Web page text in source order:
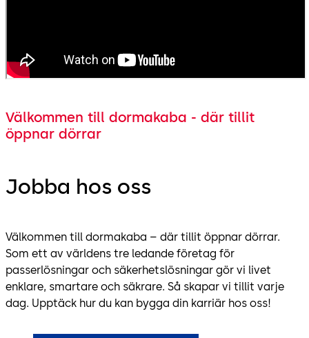
Välkommen till dormakaba - där tillit
öppnar dörrar
Jobba hos oss
Välkommen till dormakaba – där tillit öppnar dörrar.
Som ett av världens tre ledande företag för
passerlösningar och säkerhetslösningar gör vi livet
enklare, smartare och säkrare. Så skapar vi tillit varje
dag. Upptäck hur du kan bygga din karriär hos oss!